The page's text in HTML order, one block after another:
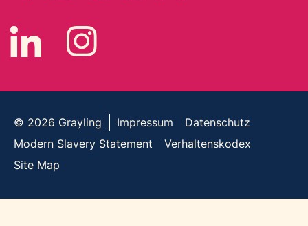
© 2026 Grayling Impressum
Datenschutz
Modern Slavery Statement
Verhaltenskodex
Site Map